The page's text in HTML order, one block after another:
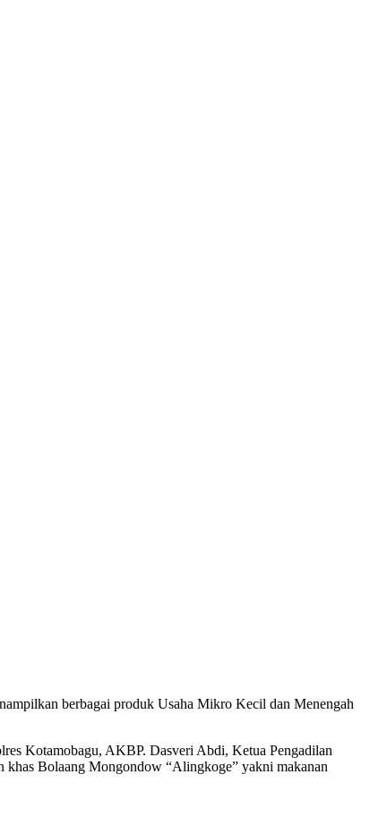
berbagai produk Usaha Mikro Kecil dan Menengah
Kotamobagu, AKBP. Dasveri Abdi, Ketua Pengadilan
khas Bolaang Mongondow “Alingkoge” yakni makanan